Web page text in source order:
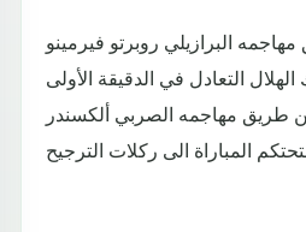
البرازيلي روبرتو فيرمينو
66، ليدرك الهلال التعادل في الدقيقة الأولى
طريق مهاجمه الصربي ألكسندر